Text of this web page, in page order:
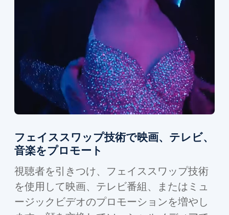
フェイススワップ技術で映画、テレビ、
音楽をプロモート
視聴者を引きつけ、フェイススワップ技術
を使用して映画、テレビ番組、またはミュ
ージックビデオのプロモーションを増やし